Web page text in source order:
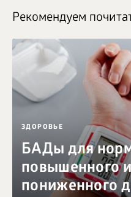
Рекомендуем
ЗДОРОВЬЕ
БАДы для
повышенного и
пониженного